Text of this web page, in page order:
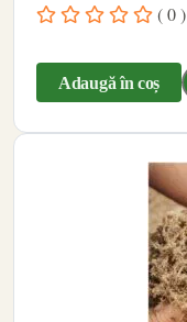
( 0 )
Adaugă în coș